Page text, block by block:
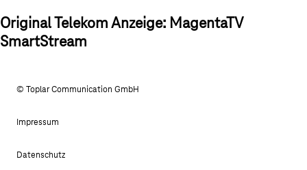
Original Telekom Anzeige: MagentaTV
SmartStream
© Toplar Communication GmbH
Impressum
Datenschutz